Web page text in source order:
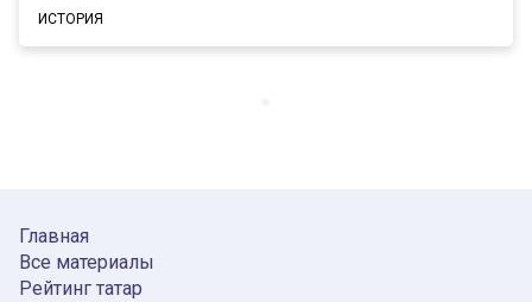
ИСТОРИЯ
Главная
Все материалы
Рейтинг татар